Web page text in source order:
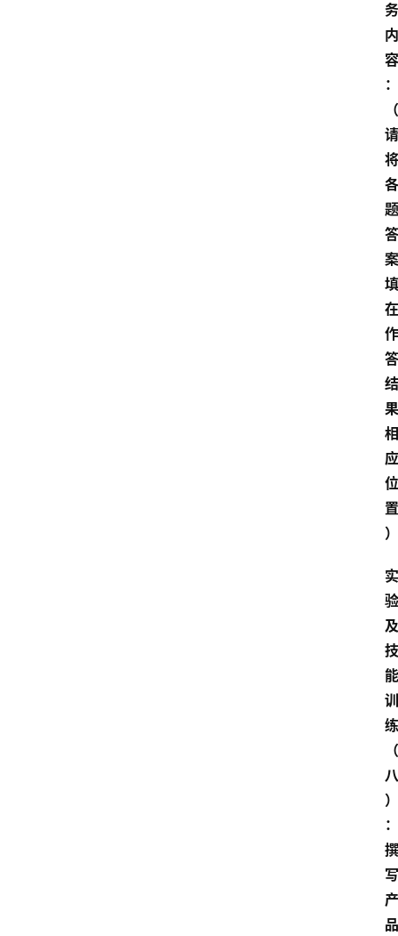
务
内
容
：
（
请
将
各
题
答
案
填
在
作
答
结
果
相
应
位
置
）
实
验
及
技
能
训
练
（
八
）
：
撰
写
产
品